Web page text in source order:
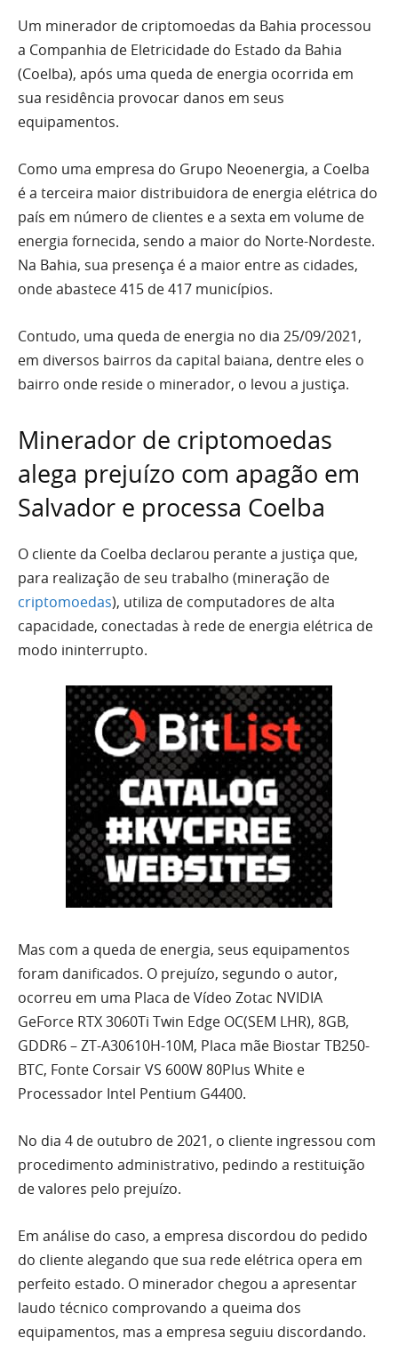
Um minerador de criptomoedas da Bahia processou
a Companhia de Eletricidade do Estado da Bahia
(Coelba), após uma queda de energia ocorrida em
sua residência provocar danos em seus
equipamentos.
Como uma empresa do Grupo Neoenergia, a Coelba
é a terceira maior distribuidora de energia elétrica do
país em número de clientes e a sexta em volume de
energia fornecida, sendo a maior do Norte-Nordeste.
Na Bahia, sua presença é a maior entre as cidades,
onde abastece 415 de 417 municípios.
Contudo, uma queda de energia no dia 25/09/2021,
em diversos bairros da capital baiana, dentre eles o
bairro onde reside o minerador, o levou a justiça.
Minerador de criptomoedas
alega prejuízo com apagão em
Salvador e processa Coelba
O cliente da Coelba declarou perante a justiça que,
para realização de seu trabalho (mineração de
criptomoedas), utiliza de computadores de alta
capacidade, conectadas à rede de energia elétrica de
modo ininterrupto.
Mas com a queda de energia, seus equipamentos
foram danificados. O prejuízo, segundo o autor,
ocorreu em uma Placa de Vídeo Zotac NVIDIA
GeForce RTX 3060Ti Twin Edge OC(SEM LHR), 8GB,
GDDR6 – ZT-A30610H-10M, Placa mãe Biostar TB250-
BTC, Fonte Corsair VS 600W 80Plus White e
Processador Intel Pentium G4400.
No dia 4 de outubro de 2021, o cliente ingressou com
procedimento administrativo, pedindo a restituição
de valores pelo prejuízo.
Em análise do caso, a empresa discordou do pedido
do cliente alegando que sua rede elétrica opera em
perfeito estado. O minerador chegou a apresentar
laudo técnico comprovando a queima dos
equipamentos, mas a empresa seguiu discordando.